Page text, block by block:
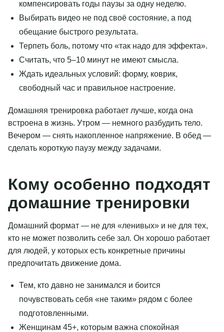
компенсировать годы паузы за одну неделю.
Выбирать видео не под своё состояние, а под
обещание быстрого результата.
Терпеть боль, потому что «так надо для эффекта».
Считать, что 5–10 минут не имеют смысла.
Ждать идеальных условий: форму, коврик,
свободный час и правильное настроение.
Домашняя тренировка работает лучше, когда она
встроена в жизнь. Утром — немного разбудить тело.
Вечером — снять накопленное напряжение. В обед —
сделать короткую паузу между задачами.
Кому особенно подходят
домашние тренировки
Домашний формат — не для «ленивых» и не для тех,
кто не может позволить себе зал. Он хорошо работает
для людей, у которых есть конкретные причины
предпочитать движение дома.
Тем, кто давно не занимался и боится
почувствовать себя «не таким» рядом с более
подготовленными.
Женщинам 45+, которым важна спокойная